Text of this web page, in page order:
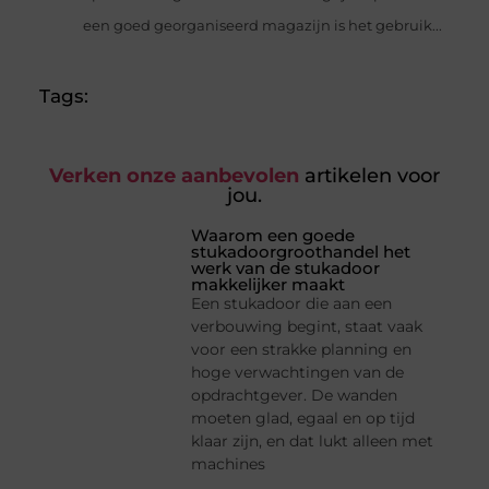
een goed georganiseerd magazijn is het gebruik...
Tags:
Verken onze aanbevolen artikelen voor
jou.
Waarom een goede
stukadoorgroothandel het
werk van de stukadoor
makkelijker maakt
Een stukadoor die aan een
verbouwing begint, staat vaak
voor een strakke planning en
hoge verwachtingen van de
opdrachtgever. De wanden
moeten glad, egaal en op tijd
klaar zijn, en dat lukt alleen met
machines